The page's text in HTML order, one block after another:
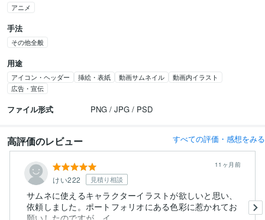
アニメ
手法
その他全般
用途
アイコン・ヘッダー 挿絵・表紙 動画サムネイル
動画内イラスト
広告・宣伝
ファイル形式 PNG / JPG / PSD
高評価のレビュー すべての評価・感想をみる
けい222 見積り相談
11ヶ月前
サムネに使えるキャラクターイラストが欲しいと思い、
依頼しました。ポートフォリオにある色彩に惹かれてお